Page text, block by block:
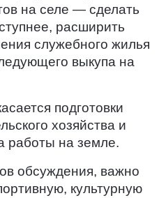
на селе — сделать
расширить
служебного жилья
выкупа на
подготовки
хозяйства и
работы на земле.
обсуждения, важно
культурную